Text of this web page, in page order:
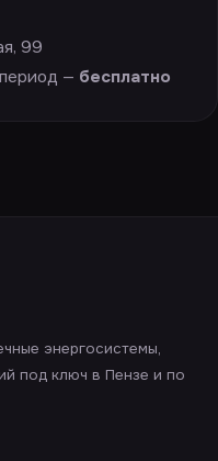
99
— бесплатно
энергосистемы,
под ключ в Пензе и по